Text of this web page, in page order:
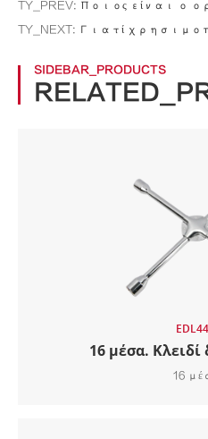
TY_PREV: Ποιος είναι ο
TY_NEXT: Γιατί
SIDEBAR_PRODUCTS
16 μέσα.
16